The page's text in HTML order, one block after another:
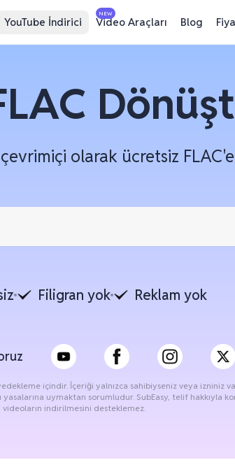
YouTube İndirici
NEW
Video Araçları Blog
olarak ücretsiz
Filigran yok Reklam yok
içindir. İçeriği yalnızca sahibiyseniz veya izniniz
yasalarına uymaktan sorumludur. SubEasy, telif hakkıyla
videoların indirilmesini desteklemez.